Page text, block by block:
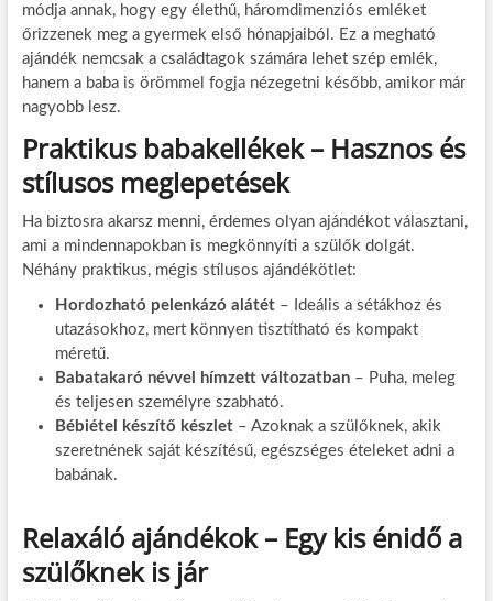
módja annak, hogy egy élethű, háromdimenziós emléket
őrizzenek meg a gyermek első hónapjaiból. Ez a megható
ajándék nemcsak a családtagok számára lehet szép emlék,
hanem a baba is örömmel fogja nézegetni később, amikor már
nagyobb lesz.
Praktikus babakellékek – Hasznos és
stílusos meglepetések
Ha biztosra akarsz menni, érdemes olyan ajándékot választani,
ami a mindennapokban is megkönnyíti a szülők dolgát.
Néhány praktikus, mégis stílusos ajándékötlet:
Hordozható pelenkázó alátét– Ideális a sétákhoz és
utazásokhoz, mert könnyen tisztítható és kompakt
méretű.
Babatakaró névvel hímzett változatban– Puha, meleg
és teljesen személyre szabható.
Bébiétel készítő készlet– Azoknak a szülőknek, akik
szeretnének saját készítésű, egészséges ételeket adni a
babának.
Relaxáló ajándékok – Egy kis énidő a
szülőknek is jár